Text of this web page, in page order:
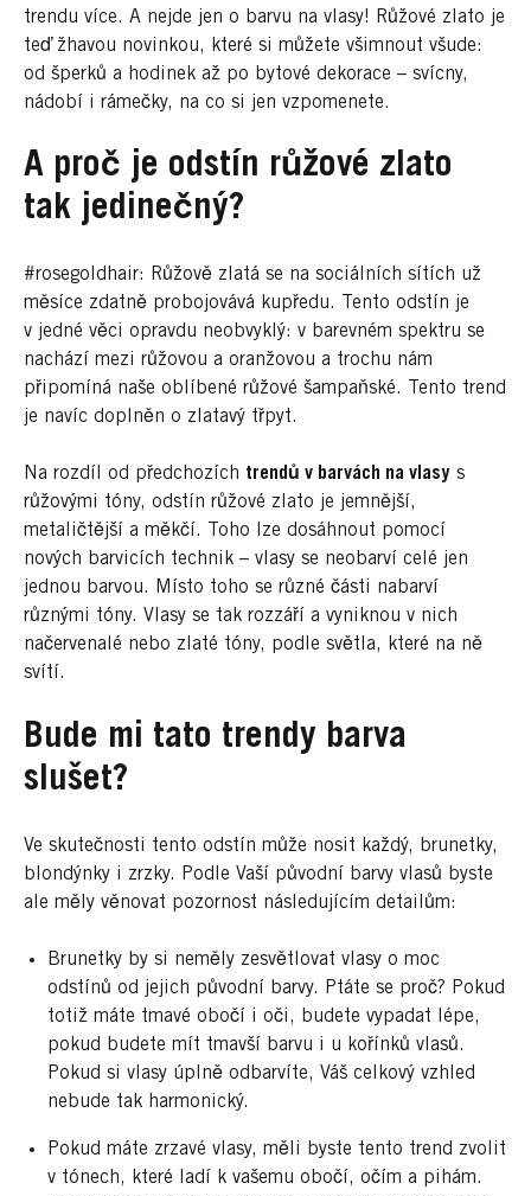
trendu více. A nejde jen o barvu na vlasy! Růžové zlato je
teď žhavou novinkou, které si můžete všimnout všude:
od šperků a hodinek až po bytové dekorace – svícny,
nádobí i rámečky, na co si jen vzpomenete.
A proč je odstín růžové zlato
tak jedinečný?
#rosegoldhair: Růžově zlatá se na sociálních sítích už
měsíce zdatně probojovává kupředu. Tento odstín je
v jedné věci opravdu neobvyklý: v barevném spektru se
nachází mezi růžovou a oranžovou a trochu nám
připomíná naše oblíbené růžové šampaňské. Tento trend
je navíc doplněn o zlatavý třpyt.
Na rozdíl od předchozích trendů v barvách na vlasy s
růžovými tóny, odstín růžové zlato je jemnější,
metaličtější a měkčí. Toho lze dosáhnout pomocí
nových barvicích technik – vlasy se neobarví celé jen
jednou barvou. Místo toho se různé části nabarví
různými tóny. Vlasy se tak rozzáří a vyniknou v nich
načervenalé nebo zlaté tóny, podle světla, které na ně
svítí.
Bude mi tato trendy barva
slušet?
Ve skutečnosti tento odstín může nosit každý, brunetky,
blondýnky i zrzky. Podle Vaší původní barvy vlasů byste
ale měly věnovat pozornost následujícím detailům:
Brunetky by si neměly zesvětlovat vlasy o moc
odstínů od jejich původní barvy. Ptáte se proč? Pokud
totiž máte tmavé obočí i oči, budete vypadat lépe,
pokud budete mít tmavší barvu i u kořínků vlasů.
Pokud si vlasy úplně odbarvíte, Váš celkový vzhled
nebude tak harmonický.
Pokud máte zrzavé vlasy, měli byste tento trend zvolit
v tónech, které ladí k vašemu obočí, očím a pihám.